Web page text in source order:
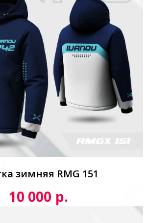
зимняя RMG 151
10 000 р.